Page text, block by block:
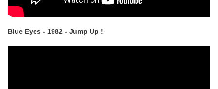
Blue Eyes - 1982 - Jump Up !